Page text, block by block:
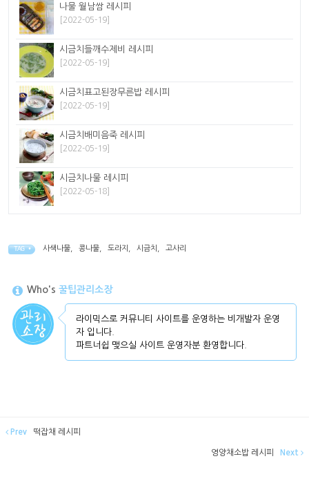
나물 월남쌈 레시피
[2022-05-19]
시금치들깨수제비 레시피
[2022-05-19]
시금치표고된장무른밥 레시피
[2022-05-19]
시금치배미음죽 레시피
[2022-05-19]
시금치나물 레시피
[2022-05-18]
TAG • 사색나물 콩나물 도라지 시금치 고사리
Who's 꿀팁관리소장
라이믹스로 커뮤니티 사이트를 운영하는 비개발자 운영
자 입니다.
파트너쉽 맺으실 사이트 운영자분 환영합니다.
Prev 떡잡채 레시피
영양채소밥 레시피 Next